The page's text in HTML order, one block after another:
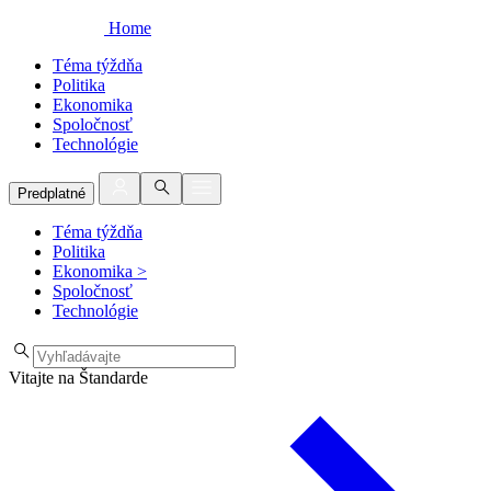
Home
Téma týždňa
Politika
Ekonomika
Spoločnosť
Technológie
Predplatné
Téma týždňa
Politika
Ekonomika >
Spoločnosť
Technológie
Vitajte na Štandarde